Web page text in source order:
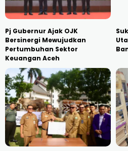
Pj Gubernur Ajak OJK
Bersinergi Mewujudkan
Pertumbuhan Sektor
Keuangan Aceh